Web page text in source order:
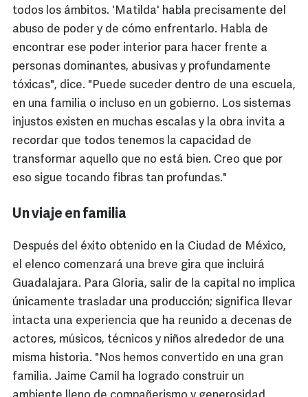
todos los ámbitos. 'Matilda' habla precisamente del
abuso de poder y de cómo enfrentarlo. Habla de
encontrar ese poder interior para hacer frente a
personas dominantes, abusivas y profundamente
tóxicas", dice. "Puede suceder dentro de una escuela,
en una familia o incluso en un gobierno. Los sistemas
injustos existen en muchas escalas y la obra invita a
recordar que todos tenemos la capacidad de
transformar aquello que no está bien. Creo que por
eso sigue tocando fibras tan profundas."
Un viaje en familia
Después del éxito obtenido en la Ciudad de México,
el elenco comenzará una breve gira que incluirá
Guadalajara. Para Gloria, salir de la capital no implica
únicamente trasladar una producción; significa llevar
intacta una experiencia que ha reunido a decenas de
actores, músicos, técnicos y niños alrededor de una
misma historia. "Nos hemos convertido en una gran
familia. Jaime Camil ha logrado construir un